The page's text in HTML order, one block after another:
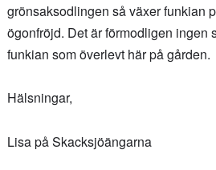
grönsaksodlingen så växer funkian
ögonfröjd. Det är förmodligen ingen
funkian som överlevt här på gården.
Hälsningar,
Lisa på Skacksjöängarna